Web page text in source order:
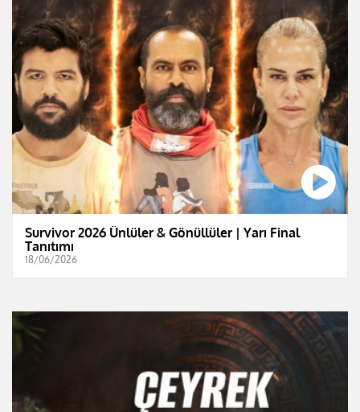
Survivor 2026 Ünlüler & Gönüllüler | Yarı Final
Tanıtımı
18/06/2026